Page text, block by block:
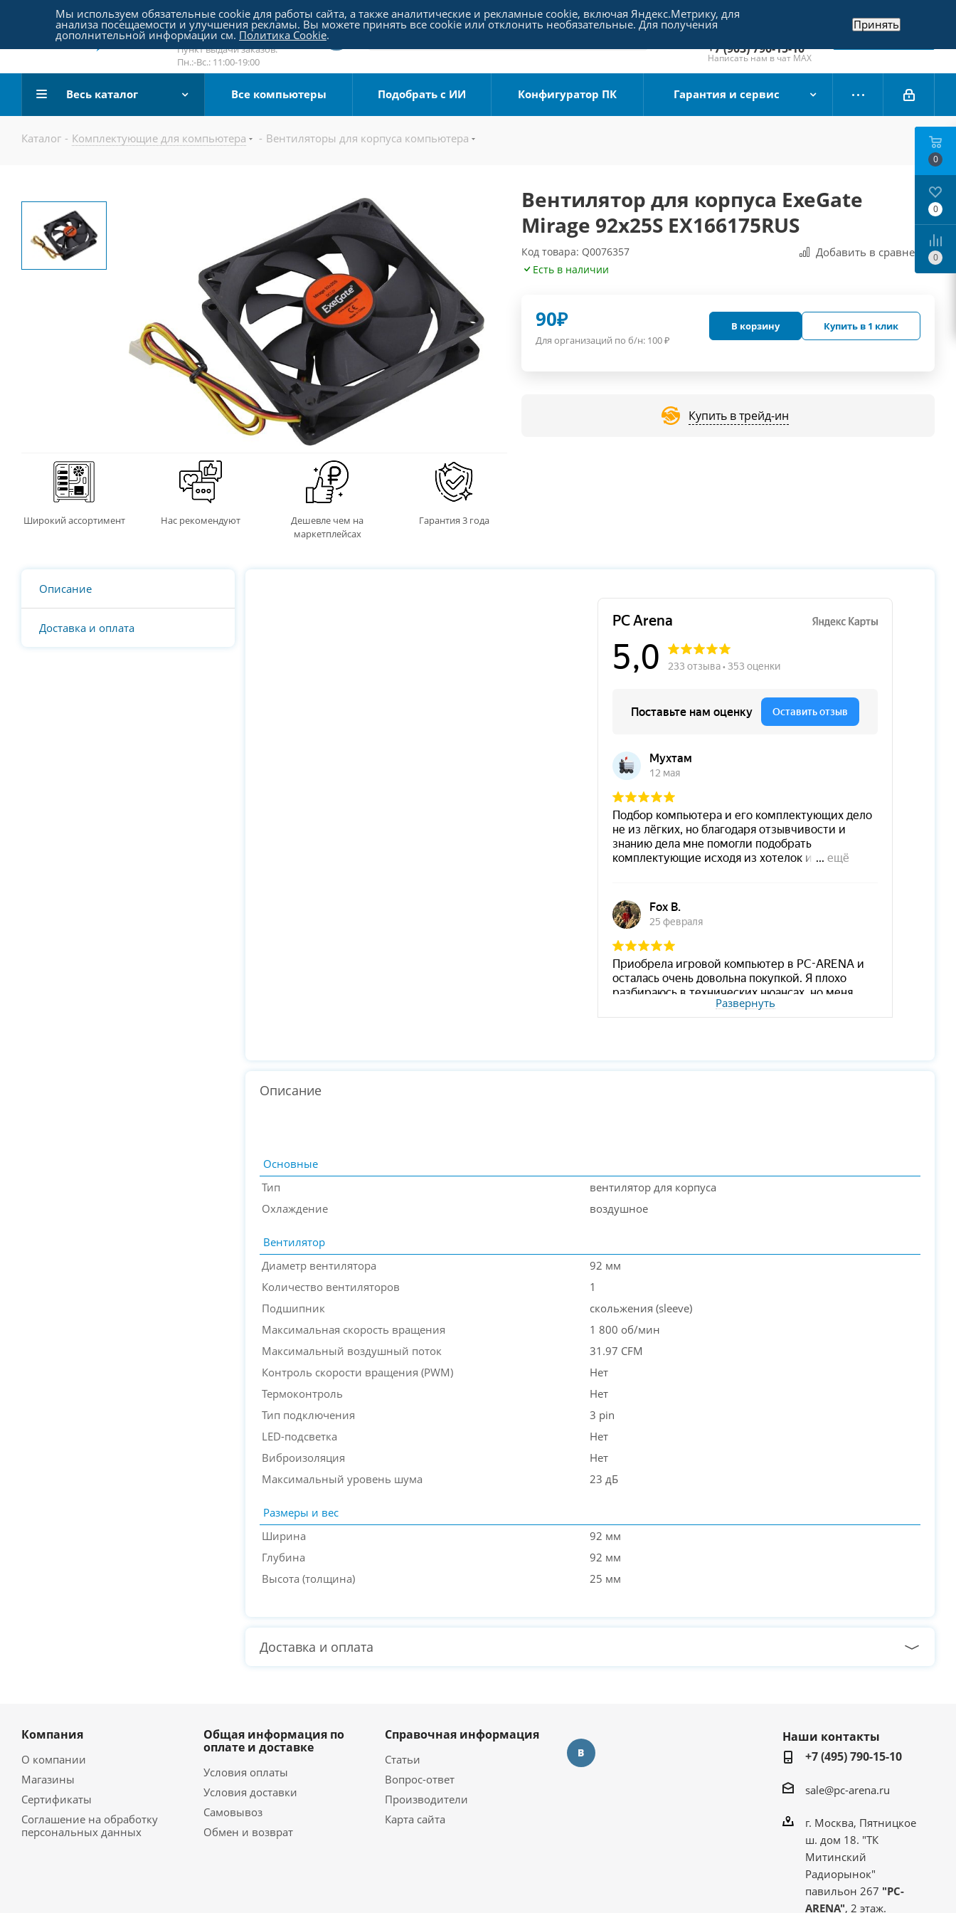
Пятницкое шоссе 18, пав. 267
email:sale@pc-arena.ru
Пн.:-Вс.: 10:00-20:00
Пункт выдачи заказов:
Пн.:-Вс.: 11:00-19:00
+7 (495) 790-15-10
Отдел продаж
+7 (903) 790-15-10
Написать нам в чат MAX
Заказать звонок
Весь каталог Все компьютеры Подобрать с ИИ Конфигуратор ПК Гарантия и сервис
Каталог - Комплектующие для компьютера - Вентиляторы для корпуса компьютера
Широкий ассортимент Нас рекомендуют
Дешевле чем на
маркетплейсах
Гарантия 3 года
Вентилятор для корпуса ExeGate
Mirage 92x25S EX166175RUS
Код товара: Q0076357 Добавить в сравнения
Есть в наличии
90₽
Для организаций по б/н: 100₽
В корзину Купить в 1 клик
Купить в трейд-ин
Описание
Доставка и оплата
Развернуть
Описание
Основные
Тип
вентилятор для корпуса
Охлаждение
воздушное
Вентилятор
Диаметр вентилятора
92 мм
Количество вентиляторов
1
Подшипник
скольжения (sleeve)
Максимальная скорость вращения
1 800 об/мин
Максимальный воздушный поток
31.97 CFM
Контроль скорости вращения (PWM)
Нет
Термоконтроль
Нет
Тип подключения
3 pin
LED-подсветка
Нет
Виброизоляция
Нет
Максимальный уровень шума
23 дБ
Размеры и вес
Ширина
92 мм
Глубина
92 мм
Высота (толщина)
25 мм
Доставка и оплата
Компания
О компании
Магазины
Сертификаты
Соглашение на обработку
персональных данных
Общая информация по
оплате и доставке
Условия оплаты
Условия доставки
Самовывоз
Обмен и возврат
Справочная информация
Статьи
Вопрос-ответ
Производители
Карта сайта
Наши контакты
+7 (495) 790-15-10
sale@pc-arena.ru
г. Москва, Пятницкое
ш. дом 18. "ТК
Митинский
Радиорынок"
павильон 267 "PC-
ARENA", 2 этаж.
0
0
0
Мы используем обязательные cookie для работы сайта, а также аналитические и рекламные cookie, включая Яндекс.Метрику, для
анализа посещаемости и улучшения рекламы. Вы можете принять все cookie или отклонить необязательные. Для получения
дополнительной информации см. Политика Cookie.
Принять